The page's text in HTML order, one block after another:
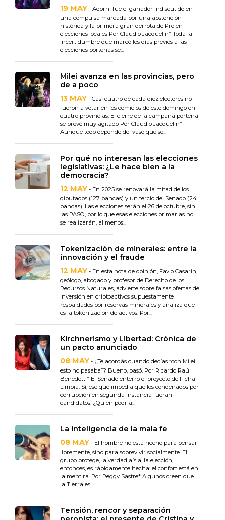
19 MAY - Adorni fue el ganador indiscutido en
una compulsa marcada por una abstención
histórica y la primera gran derrota de Pro en
elecciones locales Por Claudio Jacquelin* Toda la
incertidumbre que marcó los días previos a las
elecciones porteñas se...
Milei avanza en las provincias, pero
de a poco
13 MAY - Casi cuatro de cada diez electores no
fueron a votar en los comicios de este domingo en
cuatro provincias: El cierre de la campaña porteña
se prevé muy agitado Por Claudio Jacquelin*
Aunque todo depende del vaso que se...
Por qué no interesan las elecciones
legislativas: ¿Le hace bien a la
democracia?
12 MAY - En 2025 se renovará la mitad de los
diputados (127 bancas) y un tercio del Senado (24
bancas). Las elecciones serán el 26 de octubre, sin
las PASO, por lo que esas elecciones primarias no
se realizarán, al menos...
Tokenización de minerales: entre la
innovación y el fraude
12 MAY - En esta nota de opinión, Favio Casarin,
geólogo, abogado y profesor de Derecho de los
Recursos Naturales, advierte sobre falsas ofertas de
inversión en criptoactivos supuestamente
respaldados por reservas minerales y analiza qué
es la tokenización de activos. Por...
Kirchnerismo y Libertad: Crónica de
un pacto anunciado
08 MAY - ¿Te acordás cuando decías “con Milei
esto no pasaba”? Bueno, pasó. Por Ricardo Raúl
Benedetti* El Senado enterró el proyecto de Ficha
Limpia. Sí, ese que impedía que los condenados por
corrupción en segunda instancia fueran
candidatos. ¿Quién podría...
La inteligencia de la mala fe
08 MAY - El hombre no está hecho para pensar
libremente, sino para sobrevivir socialmente. El
grupo protege, la verdad aísla, la elección,
entonces, es rápidamente hecha: el confort está en
la mentira. Por Peggy Sastre* Algunos creen que
la Tierra es...
Tensión, rencor y separación